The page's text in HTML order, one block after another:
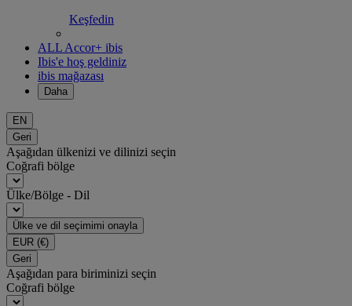
Keşfedin
ALL Accor+ ibis
Ibis'e hoş geldiniz
ibis mağazası
Daha
EN
Geri
Aşağıdan ülkenizi ve dilinizi seçin
Coğrafi bölge
Ülke/Bölge - Dil
Ülke ve dil seçimimi onayla
EUR (€)
Geri
Aşağıdan para biriminizi seçin
Coğrafi bölge